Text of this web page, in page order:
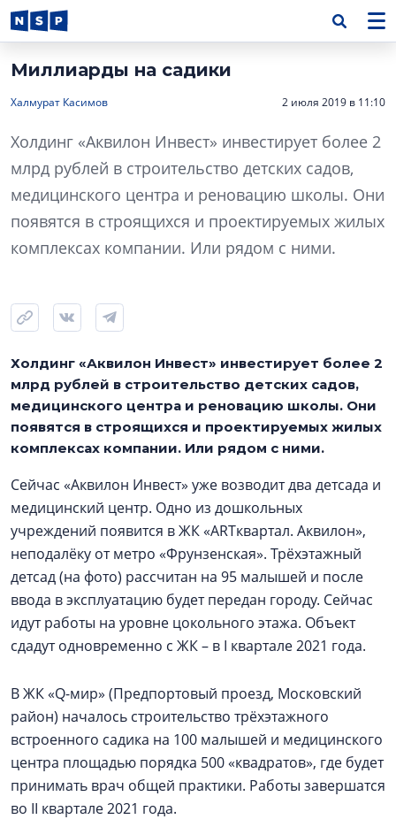
Миллиарды на садики
Халмурат Касимов 2 июля 2019 в 11:10
Холдинг «Аквилон Инвест» инвестирует более 2
млрд рублей в строительство детских садов,
медицинского центра и реновацию школы. Они
появятся в строящихся и проектируемых жилых
комплексах компании. Или рядом с ними.
Холдинг «Аквилон Инвест» инвестирует более 2
млрд рублей в строительство детских садов,
медицинского центра и реновацию школы. Они
появятся в строящихся и проектируемых жилых
комплексах компании. Или рядом с ними.
Сейчас «Аквилон Инвест» уже возводит два детсада и
медицинский центр. Одно из дошкольных
учреждений появится в ЖК «ARTквартал. Аквилон»,
неподалёку от метро «Фрунзенская». Трёхэтажный
детсад (на фото) рассчитан на 95 малышей и после
ввода в эксплуатацию будет передан городу. Сейчас
идут работы на уровне цокольного этажа. Объект
сдадут одновременно с ЖК – в I квартале 2021 года.
В ЖК «Q-мир» (Предпортовый проезд, Московский
район) началось строительство трёхэтажного
встроенного садика на 100 малышей и медицинского
центра площадью порядка 500 «квадратов», где будет
принимать врач общей практики. Работы завершатся
во II квартале 2021 года.